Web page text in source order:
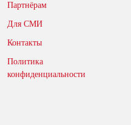
Партнёрам
Для СМИ
Контакты
Политика
конфиденциальности